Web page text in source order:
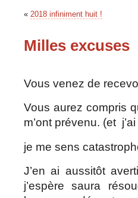
« 2018 infiniment huit !
Milles excuses
Vous venez de
Vous aurez compris
m’ont prévenu. (et
je me sens
J’en ai aussitôt
j’espère saura